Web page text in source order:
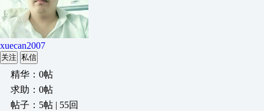
xuecan2007
关注 私信
精华：0帖
求助：0帖
帖子：5帖 | 55回